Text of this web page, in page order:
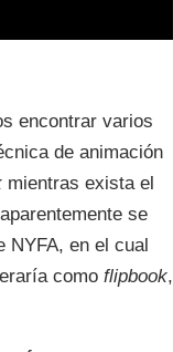
encontrar varios
de animación
mientras exista el
se
NYFA, en el cual
como flipbook,